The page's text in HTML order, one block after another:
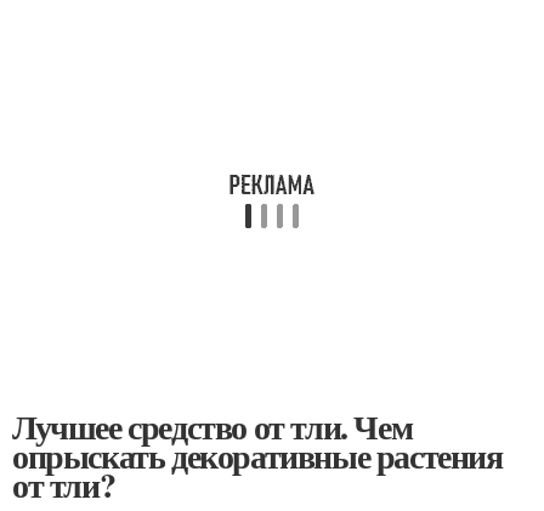
Лучшее средство от тли. Чем
опрыскать декоративные растения
от тли?